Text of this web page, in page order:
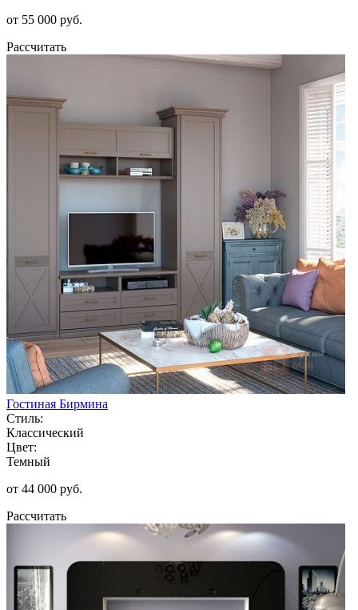
от 55 000 руб.
Рассчитать
Гостиная Бирмина
Стиль:
Классический
Цвет:
Темный
от 44 000 руб.
Рассчитать